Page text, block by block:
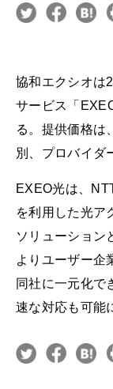
協和エクシオは
サービス「
る。提供価格は
別、プロバイダ
EXEO光は、
を利用した光ア
ソリューション
よりユーザー企
同社に一元化で
速な対応も可能